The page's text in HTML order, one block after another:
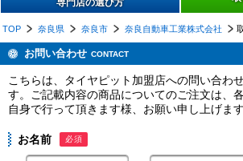
専門店の選び方
TOP 奈良県 奈良市 奈良自動車工業株式会社
お問い合わせ CONTACT
こちらは、タイヤピット加盟店への問い合わ
す。ご記載内容の商品についてのご注文は、
自身で行って頂きます様、お願い申し上げます
お名前 必須